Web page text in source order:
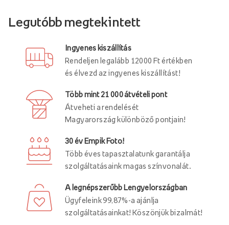
Legutóbb megtekintett
Ingyenes kiszállítás
Rendeljen legalább 12000 Ft értékben
és élvezd az ingyenes kiszállítást!
Több mint 21 000 átvételi pont
Átveheti a rendelését
Magyarország különböző pontjain!
30 év Empik Foto!
Több éves tapasztalatunk garantálja
szolgáltatásaink magas színvonalát.
A legnépszerűbb Lengyelországban
Ügyfeleink 99,87%-a ajánlja
szolgáltatásainkat! Köszönjük bizalmát!